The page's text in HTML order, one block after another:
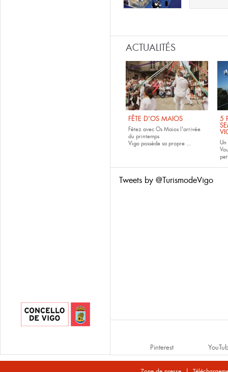
ACTUALITÉS
FÊTE D'OS MAIOS
Fêtez avec Os Maios l'arrivée
du printemps
Vigo possède sa propre ...
5
Un
Tweets by @TurismodeVigo
Pinterest